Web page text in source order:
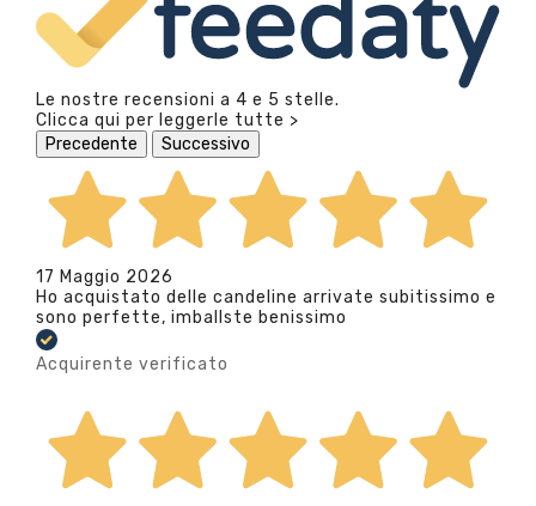
Le nostre recensioni a 4 e 5 stelle.
Clicca qui per leggerle tutte >
Precedente
Successivo
17 Maggio 2026
Ho acquistato delle candeline arrivate subitissimo e
sono perfette, imballste benissimo
Acquirente verificato